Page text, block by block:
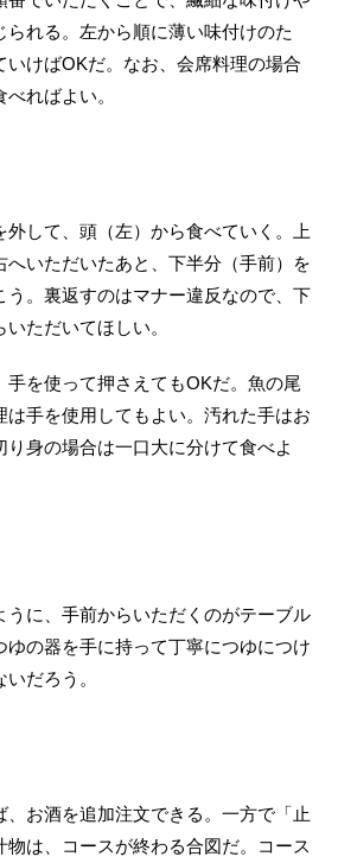
られる。左から順に薄い味付けのた
いけばOKだ。なお、会席料理の場合
ればよい。
外して、頭（左）から食べていく。上
へいただいたあと、下半分（手前）を
う。裏返すのはマナー違反なので、下
ただいてほしい。
手を使って押さえてもOKだ。魚の尾
は手を使用してもよい。汚れた手はお
り身の場合は一口大に分けて食べよ
うに、手前からいただくのがテーブル
ゆの器を手に持って丁寧につゆにつけ
だろう。
、お酒を追加注文できる。一方で「止
物は、コースが終わる合図だ。コース